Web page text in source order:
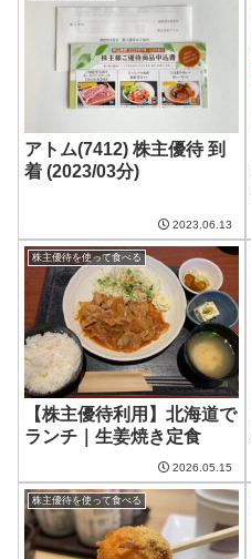
アトム(7412) 株主優待 到
着 (2023/03分)
2023.06.13
株主優待を使って食べる
【株主優待利用】北海道で
ランチ｜生姜焼き定食
2026.05.15
株主優待を使って食べる